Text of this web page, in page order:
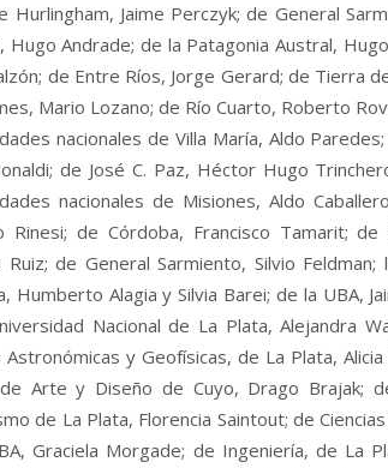
Hurlingham, Jaime Perczyk; de General
Hugo Andrade; de la Patagonia Austral,
de Entre Ríos, Jorge Gerard; de Tierra
Mario Lozano; de Río Cuarto, Roberto
nacionales de Villa María, Aldo
de José C. Paz, Héctor Hugo
nacionales de Misiones, Aldo
Rinesi; de Córdoba, Francisco Tamarit;
Ruiz; de General Sarmiento, Silvio
Humberto Alagia y Silvia Barei; de la UBA,
Nacional de La Plata, Alejandra
Astronómicas y Geofísicas, de La Plata,
Arte y Diseño de Cuyo, Drago Brajak;
de La Plata, Florencia Saintout; de
Graciela Morgade; de Ingeniería, de La